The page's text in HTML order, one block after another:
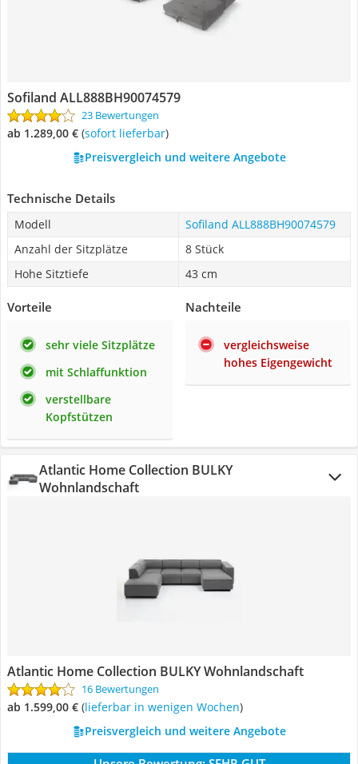
Sofiland ALL888BH90074579
23 Bewertungen
ab 1.289,00 € ( Sofort lieferbar)
Preisvergleich und weitere Angebote
Technische Details
Modell
Sofiland ALL888BH90074579
Anzahl der Sitzplätze
8 Stück
Hohe Sitztiefe
43 cm
Vorteile
sehr viele Sitzplätze
mit Schlaffunktion
verstellbare
Kopfstützen
Nachteile
vergleichsweise
hohes Eigengewicht
Atlantic Home Collection BULKY
Wohnlandschaft
Atlantic Home Collection BULKY Wohnlandschaft
16 Bewertungen
ab 1.599,00 € ( Lieferbar in wenigen Wochen)
Preisvergleich und weitere Angebote